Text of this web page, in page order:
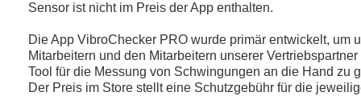
Sensor ist nicht im Preis der App enthalten.
Die App VibroChecker PRO wurde primär entwickelt, um
Mitarbeitern und den Mitarbeitern unserer
Tool für die Messung von Schwingungen an die Hand zu
Der Preis im Store stellt eine Schutzgebühr für die